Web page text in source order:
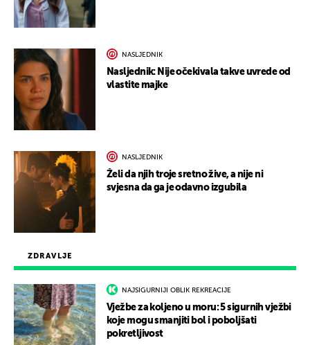
ZDRAVLJE
NAJSIGURNIJI OBLIK REKREACIJE
Vježbe za koljeno u moru: 5 sigurnih vježbi
koje mogu smanjiti bol i poboljšati
pokretljivost
NASLJEDNIK
Nasljednik: Nije očekivala takve uvrede od
vlastite majke
NASLJEDNIK
Želi da njih troje sretno žive, a nije ni
svjesna da ga je odavno izgubila